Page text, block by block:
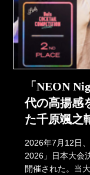
「NEON
代の高揚感
た千原颯之
2026年7月12日
2026」日本大会
開催された。当